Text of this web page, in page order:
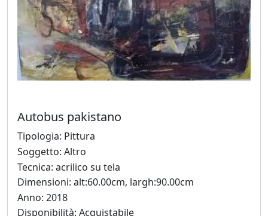
Giovanni
Iovacchini
Jimi
(Domenico
Masullo)
Jože
Kotar
Autobus pakistano
Tipologia: Pittura
Soggetto: Altro
Tecnica: acrilico su tela
Dimensioni: alt:60.00cm, largh:90.00cm
Anno: 2018
Disponibilità: Acquistabile